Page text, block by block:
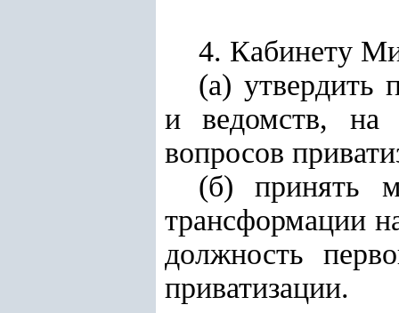
4. Кабинету
(а) утвердить
и ведомств, на
вопросов
(б) принять
трансформации
должность
приватизации.